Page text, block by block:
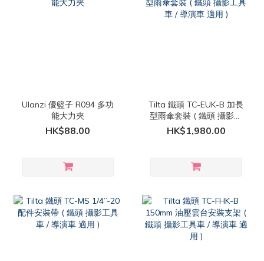
Ulanzi 優籃子 R094 多功
能大力夾
HK$88.00
Tilta 鐵頭 TC-EUK-B 加長
型雨傘套裝 ( 鐵頭 攝影工
具車 / 導演車 適用 )
HK$1,980.00